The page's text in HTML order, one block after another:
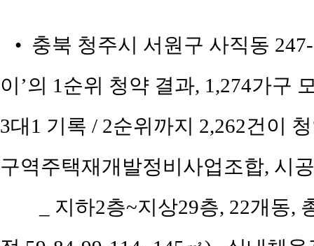
• 충북 청주시 서원구 사직동
이’의 1순위 청약 결과, 1,274가구
3대1 기록 / 2순위까지 2,262건이
구역주택재개발정비사업조합, 시
_ 지하2층~지상29층, 22개동,